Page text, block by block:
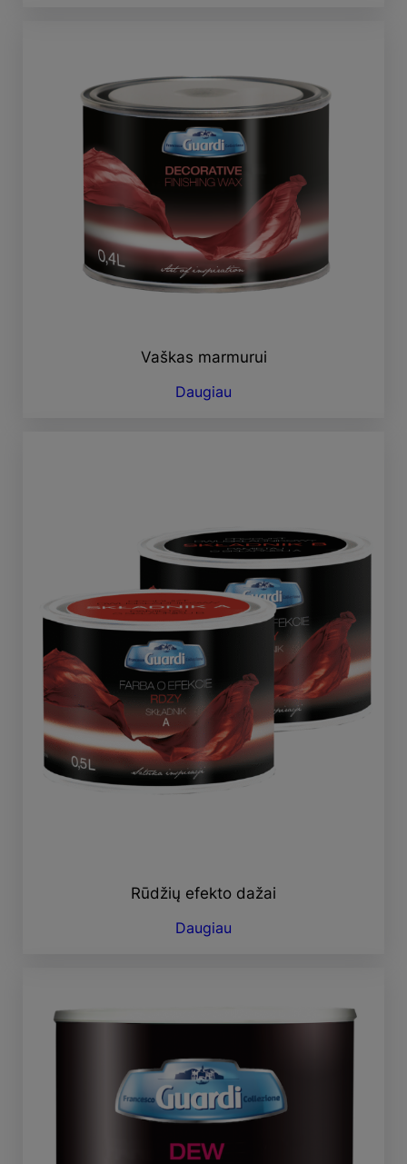
Vaškas marmurui
Daugiau
Rūdžių efekto dažai
Daugiau